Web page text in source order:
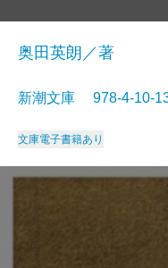
奥田英朗／著
新潮文庫 978-4-10-
文庫電子書籍あり